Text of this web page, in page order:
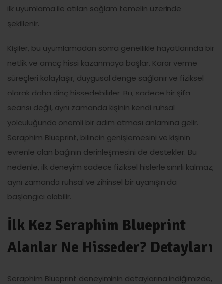
ilk uyumlama ile atılan sağlam temelin üzerinde
şekillenir.
Kişiler, bu uyumlamadan sonra genellikle hayatlarında bir
netlik ve amaç hissi kazanmaya başlar. Karar verme
süreçleri kolaylaşır, duygusal denge sağlanır ve fiziksel
olarak daha dinç hissedebilirler. Bu, sadece bir şifa
seansı değil, aynı zamanda kişinin kendi ruhsal
yolculuğunda önemli bir adım atması anlamına gelir.
Seraphim Blueprint, bilincin genişlemesini ve kişinin
evrenle olan bağının derinleşmesini de destekler. Bu
nedenle, ilk deneyim sadece fiziksel hislerle sınırlı kalmaz;
aynı zamanda ruhsal ve zihinsel bir uyanışın da
başlangıcı olabilir.
İlk Kez Seraphim Blueprint
Alanlar Ne Hisseder? Detayları
Seraphim Blueprint deneyiminin detaylarına indiğimizde,